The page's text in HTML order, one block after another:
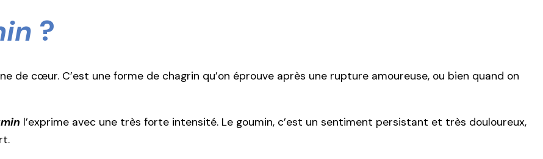
?
de cœur. C’est une forme de chagrin qu’on éprouve après une rupture amoureuse, ou bien quand on
l’exprime avec une très forte intensité. Le goumin, c’est un sentiment persistant et très douloureux,